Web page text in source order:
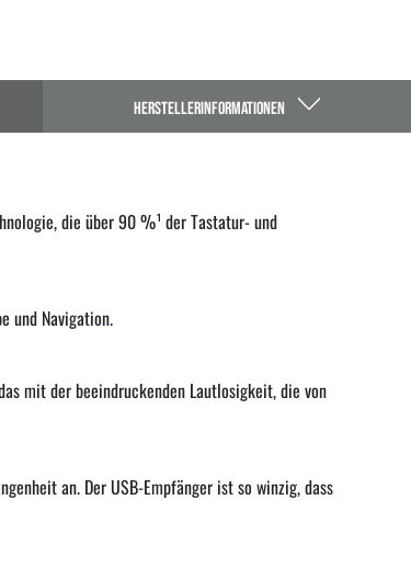
HERSTELLERINFORMATIONEN
die über 90 %¹ der Tastatur- und
und Navigation.
mit der beeindruckenden Lautlosigkeit, die von
an. Der USB-Empfänger ist so winzig, dass